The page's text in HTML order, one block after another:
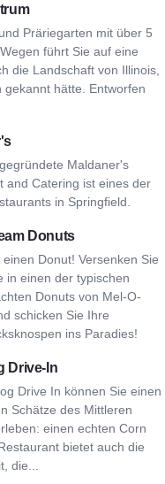
Präriegarten mit über 5
führt Sie auf eine
die Landschaft von Illinois,
gekannt hätte. Entworfen
Maldaner's
and Catering ist eines der
in Springfield.
Donuts
Donut! Versenken Sie
in einen der typischen
Donuts von Mel-O-
schicken Sie Ihre
ins Paradies!
Drive-In
Drive In können Sie einen
Schätze des Mittleren
einen echten Corn
bietet auch die
die...
In